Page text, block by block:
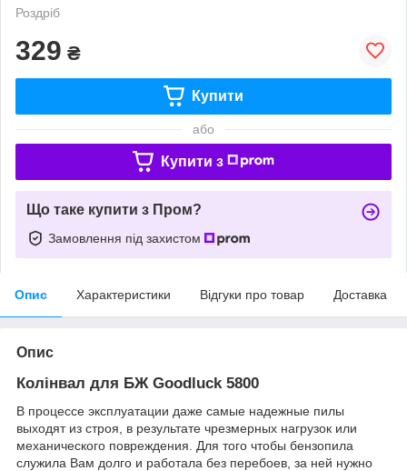
Роздріб
329 ₴
Купити
або
Купити з
Що таке купити з Пром?
Замовлення під захистом
Опис Характеристики Відгуки про товар Доставка
Опис
Колінвал для БЖ Goodluck 5800
В процессе эксплуатации даже самые надежные пилы
выходят из строя, в результате чрезмерных нагрузок или
механического повреждения. Для того чтобы бензопила
служила Вам долго и работала без перебоев, за ней нужно